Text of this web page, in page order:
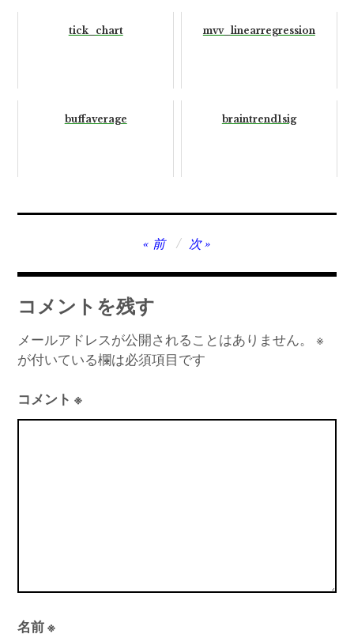
tick_chart mvv_linearregression
buffaverage braintrend1sig
稿
ビ
ゲ
ー
シ
ョ
前 次
コメントを残す
メールアドレスが公開されることはありません。
※
が付いている欄は必須項目です
コメント※
名前※